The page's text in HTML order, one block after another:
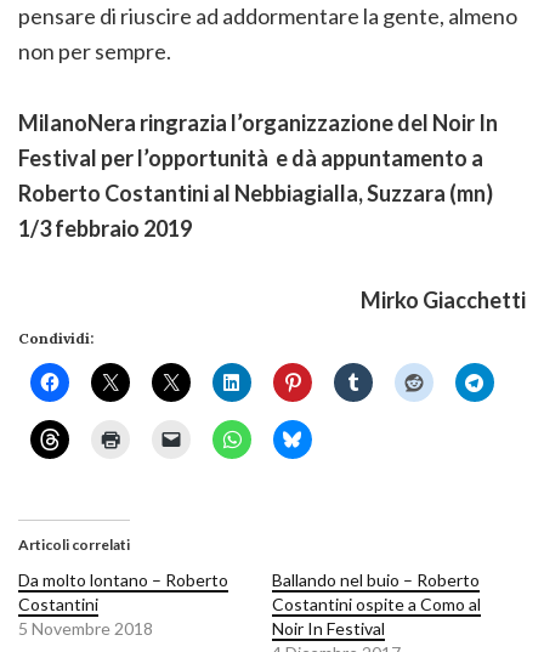
pensare di riuscire ad addormentare la gente, almeno
non per sempre.
MilanoNera ringrazia l’organizzazione del Noir In
Festival per l’opportunità e dà appuntamento a
Roberto Costantini al Nebbiagialla, Suzzara (mn)
1/3 febbraio 2019
Mirko Giacchetti
Condividi:
Articoli correlati
Da molto lontano – Roberto
Costantini
5 Novembre 2018
Ballando nel buio – Roberto
Costantini ospite a Como al
Noir In Festival